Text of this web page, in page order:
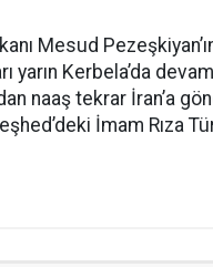
Mesud
yarın Kerbela’da
naaş tekrar İran’a
İmam Rıza